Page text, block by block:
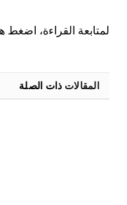
لمتابعة القراءة، اضغط
المقالات ذات الصلة